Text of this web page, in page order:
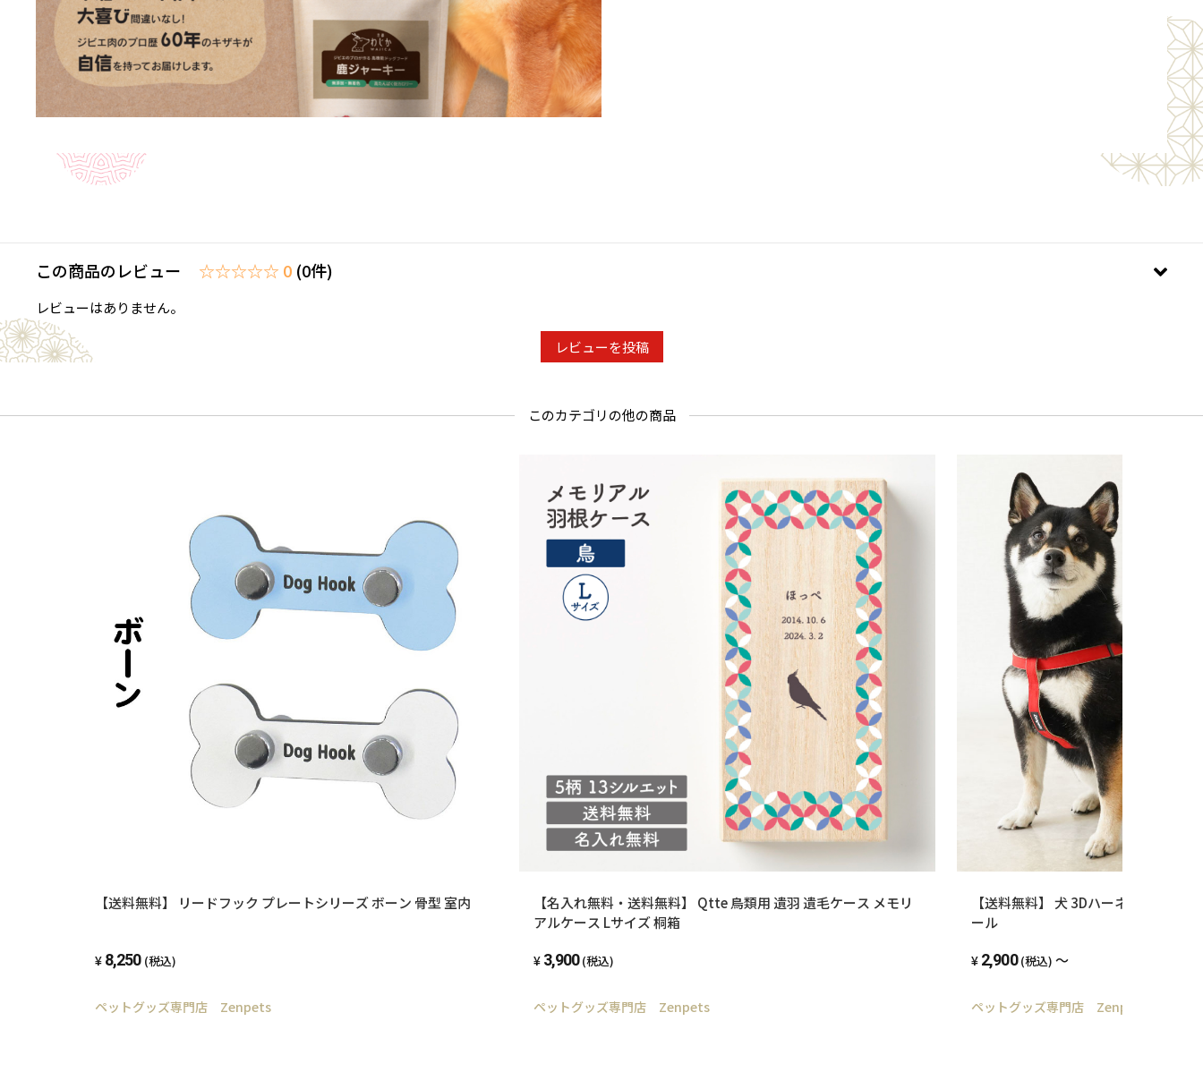
この商品のレビュー ☆☆☆☆☆ 0 (0件)
レビューはありません。
レビューを投稿
このカテゴリの他の商品
【送料無料】 リードフック プレートシリーズ ボーン 骨型 室内
8,250 (税込)
ペットグッズ専門店 Zenpets
【名入れ無料・送料無料】 Qtte 鳥類用 遺羽 遺毛ケース メモリ
アルケース Lサイズ 桐箱
3,900 (税込)
ペットグッズ専門店 Zenpets
【送料無料】 犬 3Dハーネス ダブル
ール
2,900 (税込) ～
ペットグッズ専門店 Zenpets